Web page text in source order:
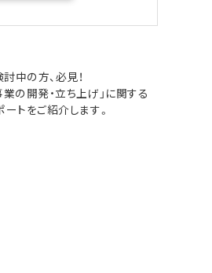
中の方、必見！
の開発・立ち上げ」に関する
トをご紹介します。